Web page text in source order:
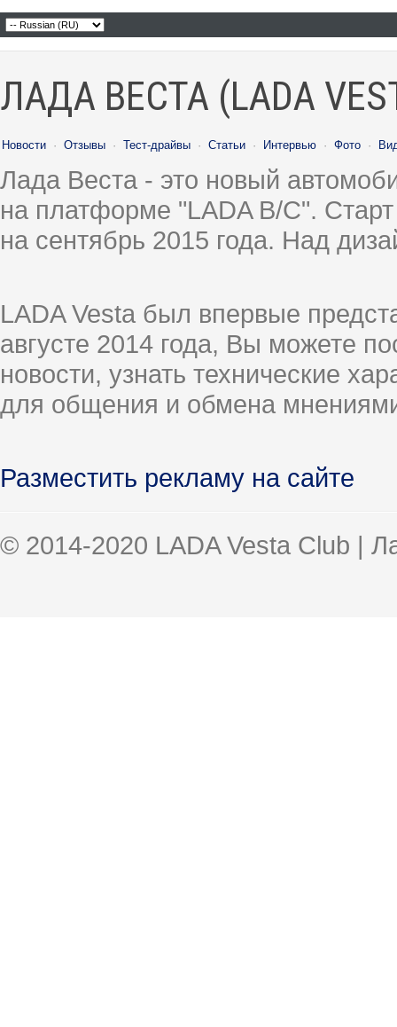
ЛАДА ВЕСТА (LADA
Новости · Отзывы · Тест-драйвы · Статьи · Интервью · Фото ·
Лада Веста - это новый
на платформе "LADA B/C".
на сентябрь 2015 года. Над
LADA Vesta был впервые
августе 2014 года, Вы можете
новости, узнать технические
для общения и обмена
Разместить рекламу на сайте
© 2014-2020 LADA Vesta Club |